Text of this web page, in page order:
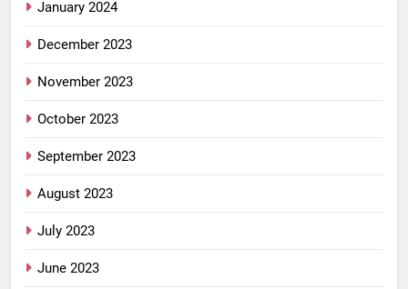
January 2024
December 2023
November 2023
October 2023
September 2023
August 2023
July 2023
June 2023